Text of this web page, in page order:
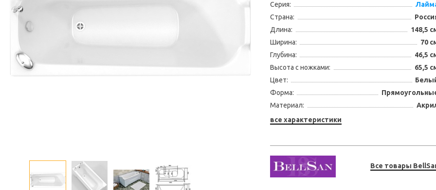
Серия:
Страна:
Длина:
148,5
Ширина:
70
Глубина:
46,5
Высота с ножками:
65,5
Цвет:
Форма:
Материал:
все характеристики
Все товары